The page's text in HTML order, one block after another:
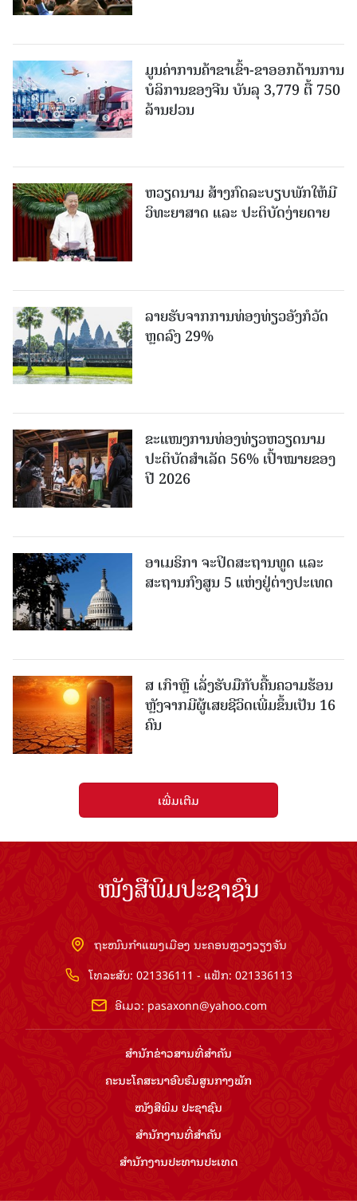
ມູນຄ່າການຄ້າຂາເຂົ້າ-ຂາອອກດ້ານການ
ບໍລິການຂອງຈີນ ບັນລຸ 3,779 ຕື້ 750
ລ້ານຢວນ
ຫວຽດນາມ ສ້າງກົດລະບຽບພັກໃຫ້ມີ
ວິທະຍາສາດ ແລະ ປະຕິບັດງ່າຍດາຍ
ລາຍຮັບຈາກການທ່ອງທ່ຽວອັງກໍວັດ
ຫຼດລົງ 29%
ຂະ​ແໜງ​ການ​ທ່ອງ​ທ່ຽວຫວຽດນາມ ​
ປະ​ຕິ​ບັດ​ສຳ​ເລັດ 56% ເປົ້າ​ໝາຍຂອງ
ປີ 2026
ອາເມຣິກາ ຈະປິດສະຖານທູດ ແ​ລະ
ສະຖານກົງສູນ 5 ແຫ່ງ​ຢູ່​ຕ່າງ​ປະ​ເທດ
ສ ເກົາຫຼີ ເລັ່ງຮັບມືກັບຄື້ນຄວາມຮ້ອນ
ຫຼັງຈາກມີຜູ້ເສຍຊີວິດເພີ່ມຂຶ້ນເປັນ 16
ຄົນ
ເພີ່ມເຕີມ
ໜັງສືພິມປະຊາຊົນ
ຖະໜົນກຳແພງເມືອງ ນະຄອນຫຼວງວຽງຈັນ
ໂທລະສັບ: 021336111 - ແຟັກ: 021336113
ອີເມວ: pasaxonn@yahoo.com
ສຳ​ນັກ​ຂ່າວ​ສານ​ທີ່​ສຳ​ຄັນ​
ຄະນະໂຄສະນາອົບຮົມ​ສູນ​ກາງ​ພັກ
ໜັງສືພິມ ປະ​ຊາ​ຊົນ
ສຳ​ນັກ​ງານ​ທີ່​ສຳ​ຄັນ
ສຳ​ນັກ​ງານ​ປະ​ທານ​ປະ​ເທດ